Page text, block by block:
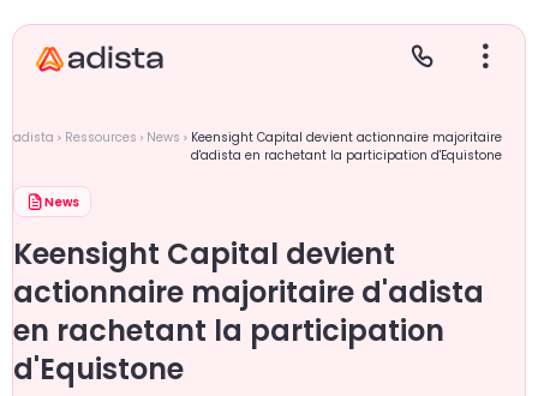
adista Ressources News
Keensight Capital devient actionnaire majoritaire
d'adista en rachetant la participation d'Equistone
News
Keensight Capital devient
actionnaire majoritaire d'adista
en rachetant la participation
d'Equistone